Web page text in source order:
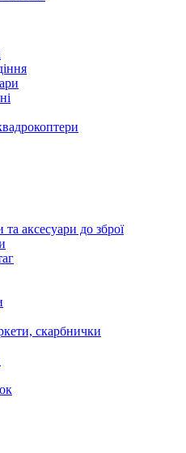
аксесуари до зброї
скарбнички